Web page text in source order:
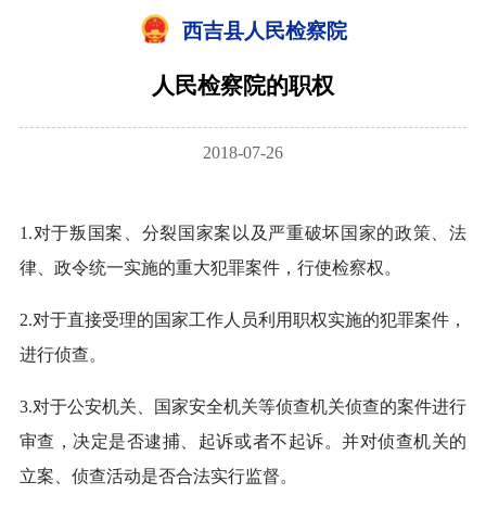
西吉县人民检察院
人民检察院的职权
2018-07-26
1.对于叛国案、分裂国家案以及严重破坏国家的政策、法
律、政令统一实施的重大犯罪案件，行使检察权。
2.对于直接受理的国家工作人员利用职权实施的犯罪案件，
进行侦查。
3.对于公安机关、国家安全机关等侦查机关侦查的案件进行
审查，决定是否逮捕、起诉或者不起诉。并对侦查机关的
立案、侦查活动是否合法实行监督。